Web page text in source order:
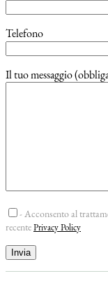
Telefono
Il tuo messaggio
- Acconsento al
recentePrivacy Policy